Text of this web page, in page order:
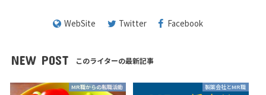
WebSite Twitter Facebook
NEW POST このライターの最新記事
MR職からの転職活動 製薬会社とMR職